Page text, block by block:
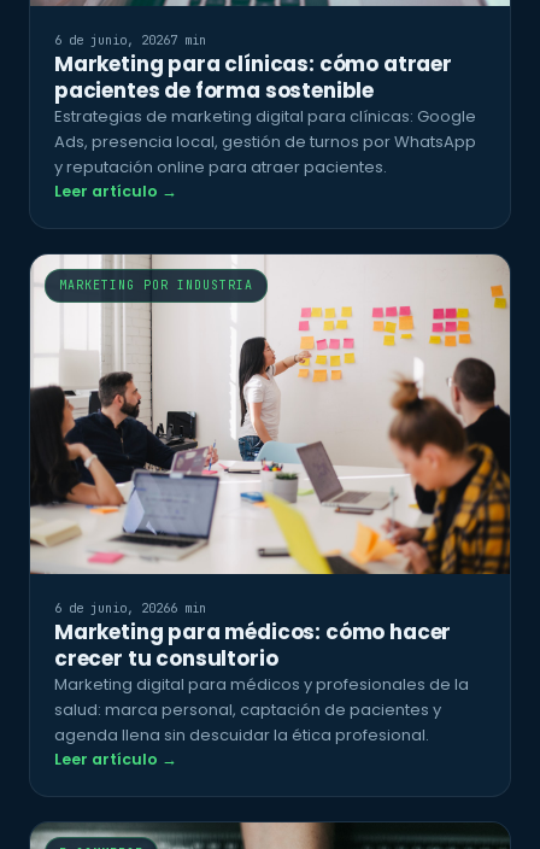
6 de junio, 20267 min
Marketing para clínicas: cómo atraer
pacientes de forma sostenible
Estrategias de marketing digital para clínicas: Google
Ads, presencia local, gestión de turnos por WhatsApp
y reputación online para atraer pacientes.
Leer artículo →
MARKETING POR INDUSTRIA
6 de junio, 20266 min
Marketing para médicos: cómo hacer
crecer tu consultorio
Marketing digital para médicos y profesionales de la
salud: marca personal, captación de pacientes y
agenda llena sin descuidar la ética profesional.
Leer artículo →